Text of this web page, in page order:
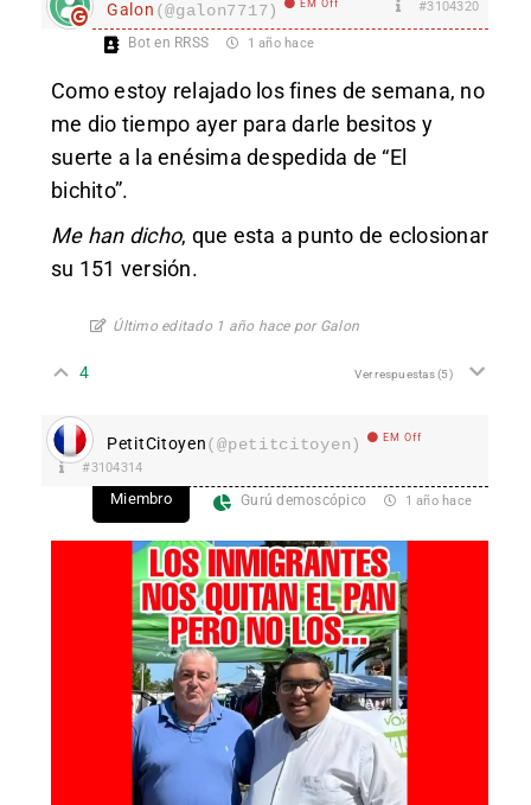
Galon (@galon7717) EM Off #3104320
Bot en RRSS 1 año hace
Como estoy relajado los fines de semana, no
me dio tiempo ayer para darle besitos y
suerte a la enésima despedida de “El
bichito”.
Me han dicho, que esta a punto de eclosionar
su 151 versión.
Último editado 1 año hace por Galon
4 Ver respuestas(5)
PetitCitoyen(@petitcitoyen) EM Off
#3104314
Miembro Gurú demoscópico 1 año hace